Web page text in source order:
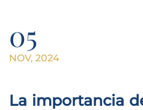
05
NOV, 2024
La importancia